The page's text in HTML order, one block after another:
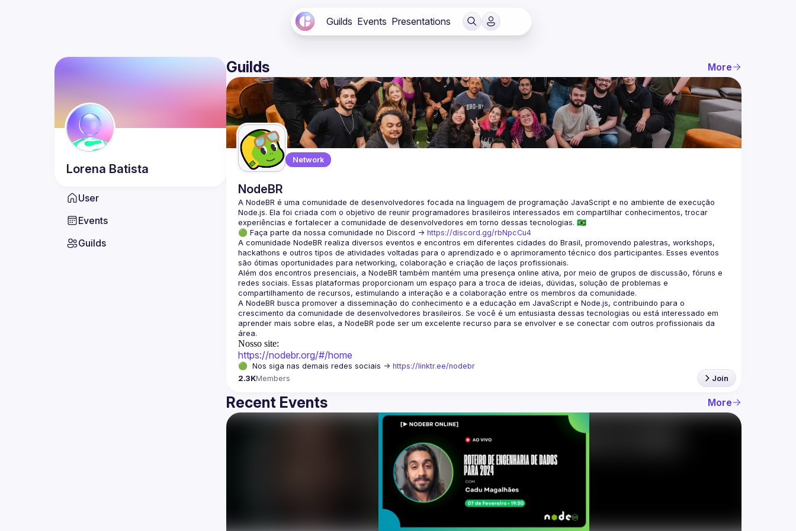
Guilds Events Presentations
Lorena Batista
User
Events
Guilds
Guilds More
Network
NodeBR
A NodeBR é uma comunidade de desenvolvedores focada na linguagem de programação JavaScript e no ambiente de execução
Node.js. Ela foi criada com o objetivo de reunir programadores brasileiros interessados em compartilhar conhecimentos, trocar
🟢 Faça parte da nossa comunidade no Discord -> https://discord.gg/rbNpcCu4
A comunidade NodeBR realiza diversos eventos e encontros em diferentes cidades do Brasil, promovendo palestras, workshops,
hackathons e outros tipos de atividades voltadas para o aprendizado e o aprimoramento técnico dos participantes. Esses eventos
Além dos encontros presenciais, a NodeBR também mantém uma presença online ativa, por meio de grupos de discussão, fóruns e
redes sociais. Essas plataformas proporcionam um espaço para a troca de ideias, dúvidas, solução de problemas e
A NodeBR busca promover a disseminação do conhecimento e a educação em JavaScript e Node.js, contribuindo para o
crescimento da comunidade de desenvolvedores brasileiros. Se você é um entusiasta dessas tecnologias ou está interessado em
aprender mais sobre elas, a NodeBR pode ser um excelente recurso para se envolver e se conectar com outros profissionais da
Nosso site:
https://nodebr.org/#/home
🟢  Nos siga nas demais redes sociais -> https://linktr.ee/nodebr
2.3KMembers Join
Recent Events More